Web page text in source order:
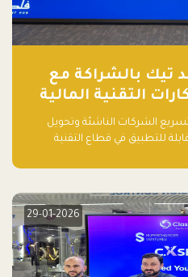
تيك بالشراكة مع
التقنية المالية
الشركات الناشئة وتحويل
للتطبيق في قطاع التقنية
29-01-2026